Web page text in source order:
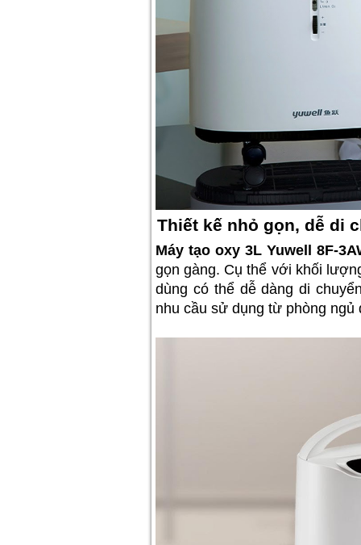
Thiết kế nhỏ gọn, dễ di
Máy tạo oxy 3L Yuwell 8F-
gọn gàng. Cụ thể với khối
dùng có thể dễ dàng di
nhu cầu sử dụng từ phòng ngủ